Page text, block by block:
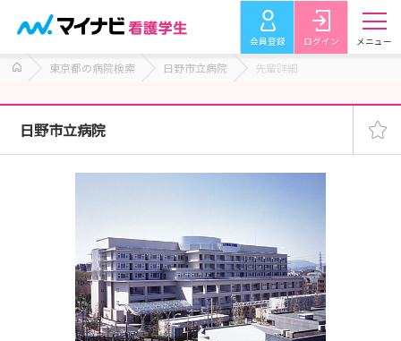
会員登録 ログイン メニュー
東京都の病院検索 日野市立病院 先輩詳細
日野市立病院